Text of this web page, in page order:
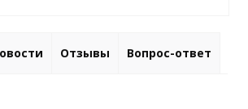
Отзывы Вопрос-ответ